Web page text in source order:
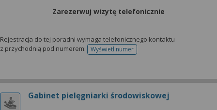
Zarezerwuj wizytę telefonicznie
Rejestracja do tej poradni wymaga telefonicznego kontaktu
z przychodnią pod numerem:
Wyświetl numertelefonu do rejestracji
Gabinet pielęgniarki środowiskowej